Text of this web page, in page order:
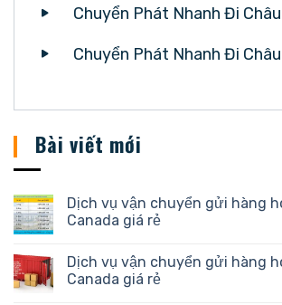
Chuyển Phát Nhanh Đi
Chuyển Phát Nhanh Đi
Bài viết mới
Dịch vụ vận chuyển gửi hàng
Canada giá rẻ
Dịch vụ vận chuyển gửi hàng
Canada giá rẻ